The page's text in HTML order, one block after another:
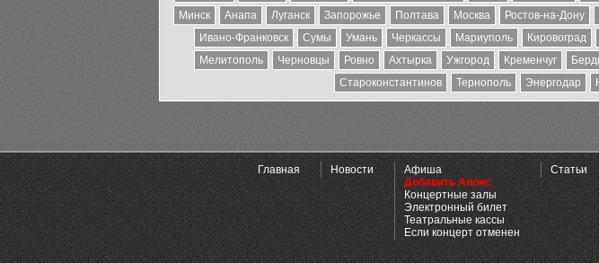
Минск
Анапа Луганск Запорожье Полтава Москва Ростов-на-Дону
Ивано-Франковск
Сумы Умань Черкассы Мариуполь Кировоград
Мелитополь
Черновцы Ровно Ахтырка Ужгород Кременчуг
Староконстантинов
Тернополь Энергодар
Главная Новости
Афиша
Добавить Анонс
Концертные залы
Электронный билет
Театральные кассы
Если концерт отменен
Статьи